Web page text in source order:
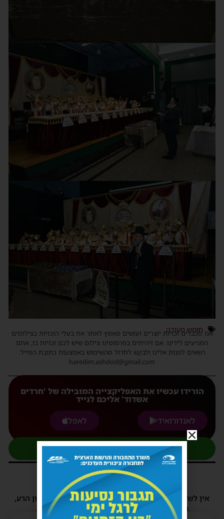
חומש סעודה
אנו מכבדים זכויות יוצרים ועושים מאמץ לאתר את בעלי הזכויות בצילומים
המגיעים לידינו. אם זיהיתים בפרסומינו צילום שיש לכם זכויות בו, אתם
רשאים לפנות אלינו ולבקש לחדול מהשימוש באמצעות כתובת המייל:
haredim.ashdod@gmail.com
הורידו עכשיו את האפליקצייה המובילה של 'חרדים
אשדוד' אליכם לנייד
לאנדורואיד
לאפל
להצטרפות לקבוצת העדכונים בוואטסאפ
תגובות
אין לשלוח תגובות שאינם הולמות או מכילות דברי לשון הרע,
הסתה ורכילות.
במידה ולא ניתן להגיב - הכתבה סגורה לתגובות.